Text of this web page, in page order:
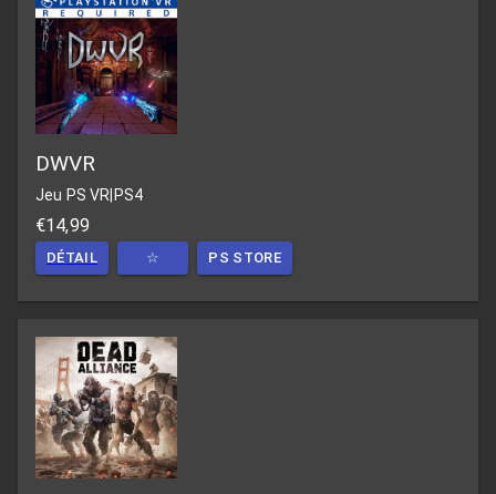
DWVR
Jeu PS VR|PS4
€14,99
DÉTAIL ☆ PS STORE